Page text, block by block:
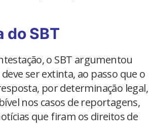
do SBT
o SBT argumentou
deve ser extinta, ao passo que o
por determinação legal,
nos casos de reportagens,
que firam os direitos de